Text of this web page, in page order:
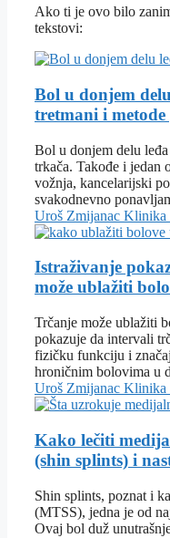
Ako ti je ovo bilo
tekstovi:
Bol u donjem
tretmani i metode
Bol u donjem delu
trkača. Takođe i jedan
vožnja, kancelarijski
svakodnevno
Uroš Zmijanac Klinika
Istraživanje
može ublažiti
Trčanje može ublažiti
pokazuje da intervali
fizičku funkciju i
hroničnim bolovima u
Uroš Zmijanac Klinika
Kako lečiti
(shin splints) i
Shin splints, poznat i
(MTSS), jedna je od
Ovaj bol duž